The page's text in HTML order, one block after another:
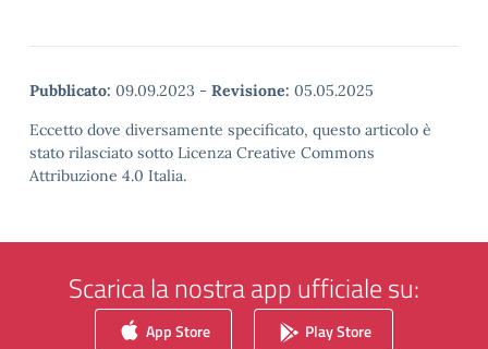
Pubblicato: 09.09.2023 - Revisione: 05.05.2025
Eccetto dove diversamente specificato, questo articolo è
stato rilasciato sotto Licenza Creative Commons
Attribuzione 4.0 Italia.
Scarica la nostra app ufficiale su:
App Store Play Store